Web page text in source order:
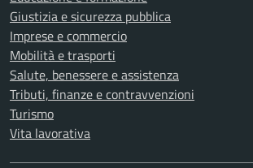
Giustizia e sicurezza pubblica
Imprese e commercio
Mobilità e trasporti
Salute, benessere e assistenza
Tributi, finanze e contravvenzioni
Turismo
Vita lavorativa